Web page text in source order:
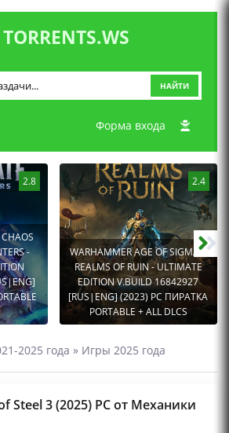
TORRENTS.WS
НАЙТИ
Форма входа
2.8
-
2.4
WARHAMMER AGE OF SIGMAR:
REALMS OF RUIN - ULTIMATE
EDITION V.BUILD 16842927
[RUS|ENG] (2023) PC ПИРАТКА
PORTABLE + ALL DLCS
2025 года » Игры 2025 года
Steel 3 (2025) PC от Механики